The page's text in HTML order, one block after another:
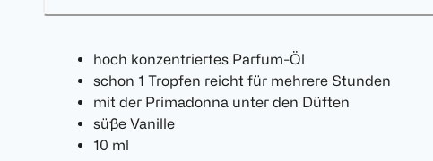
hoch konzentriertes Parfum-Öl
schon 1 Tropfen reicht für mehrere Stunden
mit der Primadonna unter den Düften
süße Vanille
10 ml